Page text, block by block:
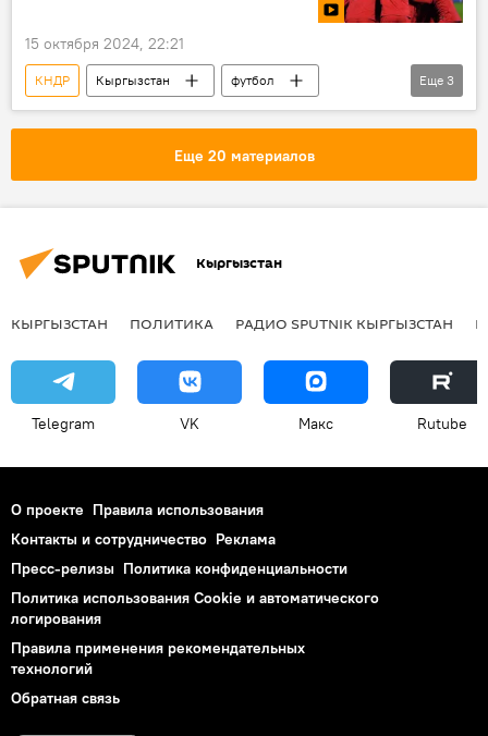
15 октября 2024, 22:21
КНДР Кыргызстан
футбол
отбор
чемпионат мира матч
Еще 3
Еще 20 материалов
Кыргызстан
КЫРГЫЗСТАН ПОЛИТИКА РАДИО SPUTNIK КЫРГЫЗСТАН
Telegram VK Макс Rutube
О проекте Правила использования
Контакты и сотрудничество Реклама
Пресс-релизы Политика конфиденциальности
Политика использования Cookie и автоматического
логирования
Правила применения рекомендательных
технологий
Обратная связь